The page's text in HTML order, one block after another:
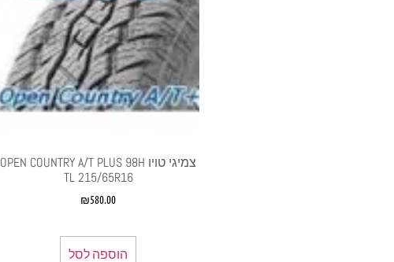
צמיגי טויו OPEN COUNTRY A/T PLUS 98H
TL 215/65R16
₪580.00
הוספה לסל